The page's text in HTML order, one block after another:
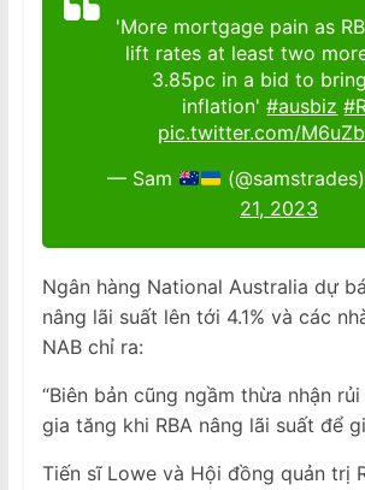
'More mortgage pain as
lift rates at least two
3.85pc in a bid to
inflation'#ausbiz
pic.twitter.com/
— Sam
(@samstrades)
21, 2023
Ngân hàng National Australia dự
nâng lãi suất lên tới 4.1% và các
NAB chỉ ra:
“Biên bản cũng ngầm thừa nhận
gia tăng khi RBA nâng lãi suất để
Tiến sĩ Lowe và Hội đồng quản trị